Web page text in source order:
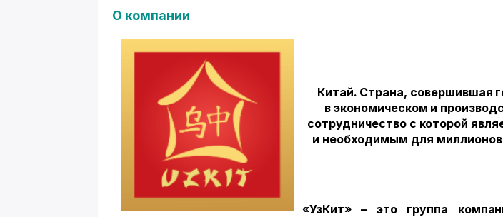
О компании
Китай. Страна, совершившая
в экономическом и
сотрудничество с которой
и необходимым для
«УзКит» – это группа